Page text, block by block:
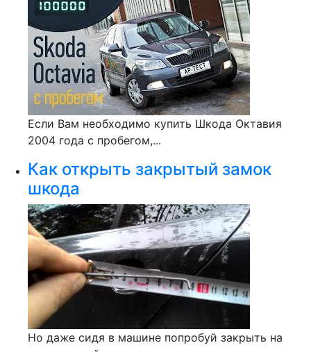
Если Вам необходимо купить Шкода Октавия
2004 года с пробегом,...
Как открыть закрытый замок
шкода
Но даже сидя в машине попробуй закрыть на